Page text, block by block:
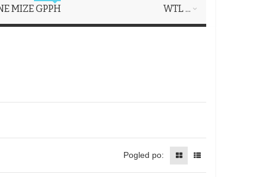
MIZE GPPH WTL ...
Pogled po: